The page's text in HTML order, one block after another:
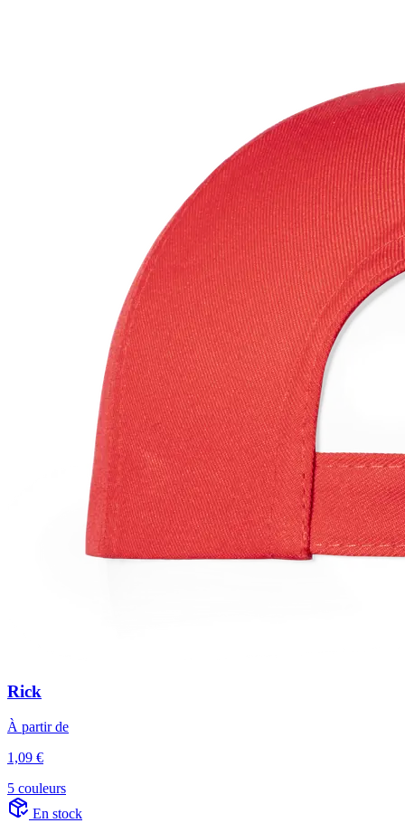
Rick
À partir de
1,09 €
5 couleurs
En stock